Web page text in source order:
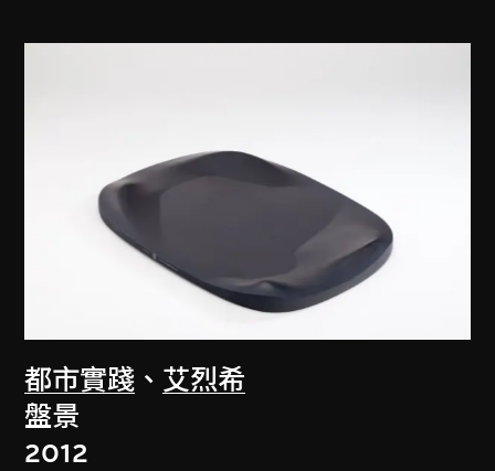
都市實踐 、 艾烈希
盤景
2012